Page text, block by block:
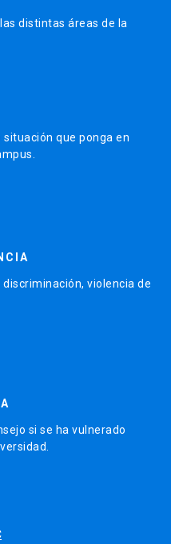
distintas áreas de la
que ponga en
violencia de
si se ha vulnerado